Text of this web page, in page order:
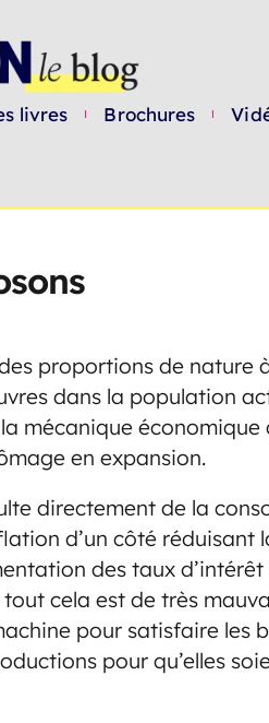
livres Brochures
proportions de nature
dans la population
mécanique économique
en expansion.
directement de la
d’un côté réduisant
des taux
cela est de très
pour satisfaire les
pour qu’elles